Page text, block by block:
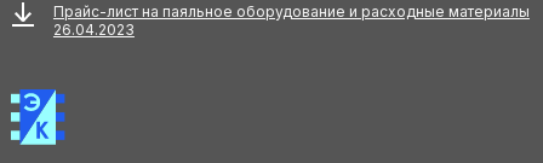
Прайс-лист на паяльное оборудование и расходные материалы
26.04.2023